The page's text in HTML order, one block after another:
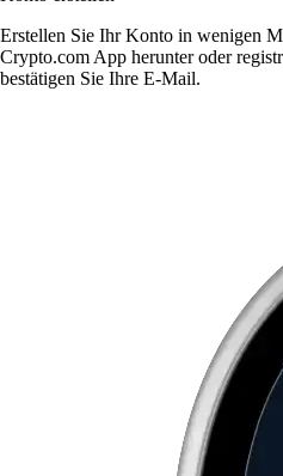
Erstellen Sie Ihr Konto in wenigen
Crypto.com App herunter oder
bestätigen Sie Ihre E-Mail.